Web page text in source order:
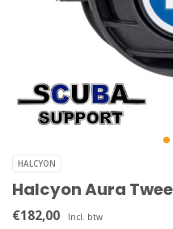
HALCYON
Halcyon Aura
€182,00 Incl. btw